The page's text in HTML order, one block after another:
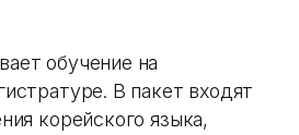
обучение на
В пакет входят
корейского языка,